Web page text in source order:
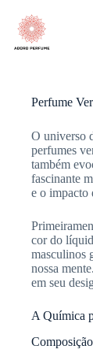
para
conteúdo
Perfume
O universo
perfumes
também
fascinante
e o impacto
cor do
masculinos
nossa
em seu
A Química